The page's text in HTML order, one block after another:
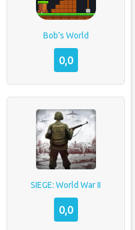
Bob’s World
0,0
SIEGE: World War II
0,0